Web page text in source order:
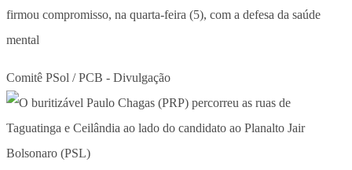
firmou compromisso, na quarta-feira (5), com a defesa da saúde
mental
Comitê PSol / PCB - Divulgação